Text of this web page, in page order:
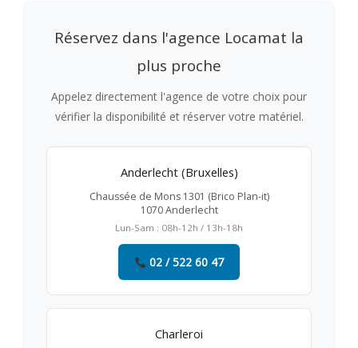
Réservez dans l'agence Locamat la
plus proche
Appelez directement l'agence de votre choix pour
vérifier la disponibilité et réserver votre matériel.
Anderlecht (Bruxelles)
Chaussée de Mons 1301 (Brico Plan-it)
1070 Anderlecht
Lun-Sam : 08h-12h / 13h-18h
02 / 522 60 47
Charleroi